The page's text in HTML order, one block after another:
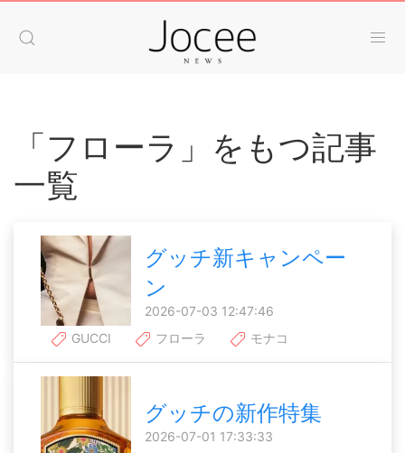
「フローラ」をもつ記事
一覧
グッチ新キャンペー
ン
2026-07-03 12:47:46
GUCCI
フローラ モナコ
グッチの新作特集
2026-07-01 17:33:33